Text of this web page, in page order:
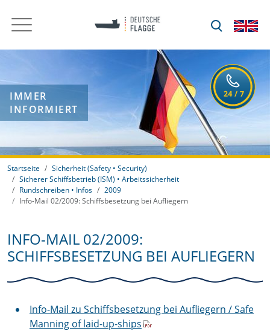
IMMER
INFORMIERT
Startseite
Sicherheit (Safety • Security)
Sicherer Schiffsbetrieb (ISM) • Arbeitssicherheit
Rundschreiben • Infos
2009
Info-Mail 02/2009: Schiffsbesetzung bei Aufliegern
INFO-MAIL 02/2009:
SCHIFFSBESETZUNG BEI AUFLIEGERN
Info-Mail zu Schiffsbesetzung bei Aufliegern / Safe
Manning of laid-up-ships